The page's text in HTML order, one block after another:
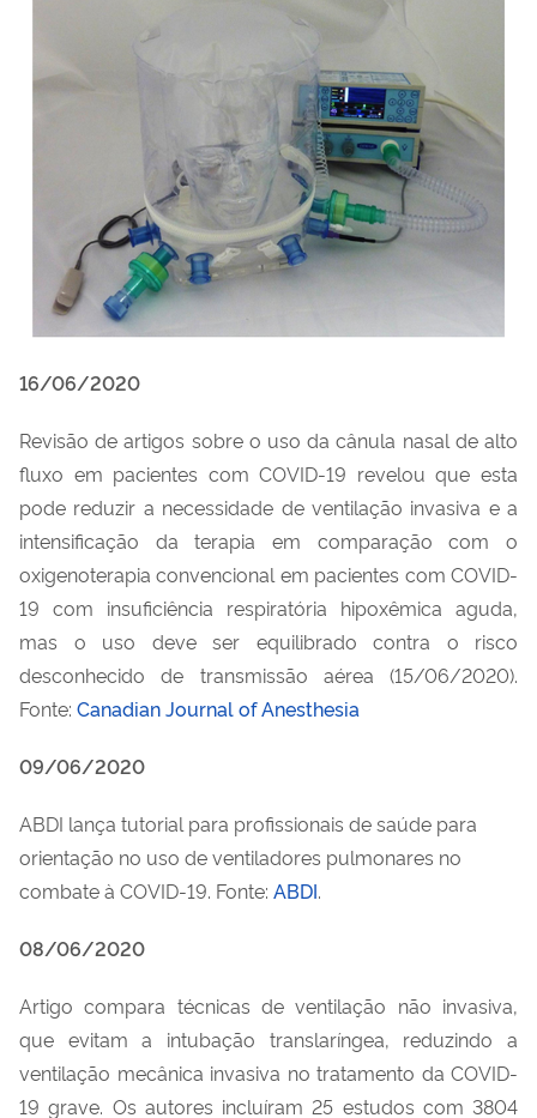
16/06/2020
Revisão de artigos sobre o uso da cânula nasal de alto
fluxo em pacientes com COVID-19 revelou que esta
pode reduzir a necessidade de ventilação invasiva e a
intensificação da terapia em comparação com o
oxigenoterapia convencional em pacientes com COVID-
19 com insuficiência respiratória hipoxêmica aguda,
mas o uso deve ser equilibrado contra o risco
desconhecido de transmissão aérea (15/06/2020).
Fonte: Canadian Journal of Anesthesia
09/06/2020
ABDI lança tutorial para profissionais de saúde para
orientação no uso de ventiladores pulmonares no
combate à COVID-19. Fonte: ABDI.
08/06/2020
Artigo compara técnicas de ventilação não invasiva,
que evitam a intubação translaríngea, reduzindo a
ventilação mecânica invasiva no tratamento da COVID-
19 grave. Os autores incluíram 25 estudos com 3804